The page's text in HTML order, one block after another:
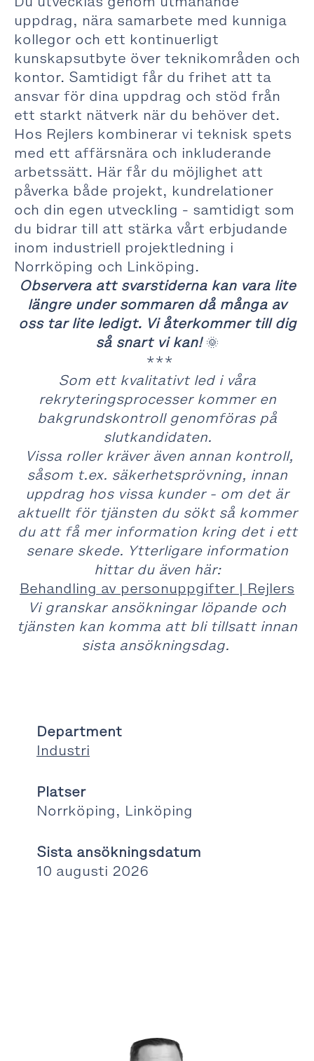
uppdrag, nära samarbete med kunniga
kollegor och ett kontinuerligt
kunskapsutbyte över teknikområden och
kontor. Samtidigt får du frihet att ta
ansvar för dina uppdrag och stöd från
ett starkt nätverk när du behöver det.
Hos Rejlers kombinerar vi teknisk spets
med ett affärsnära och inkluderande
arbetssätt. Här får du möjlighet att
påverka både projekt, kundrelationer
och din egen utveckling - samtidigt som
du bidrar till att stärka vårt erbjudande
inom industriell projektledning i
Norrköping och Linköping.
Observera att svarstiderna kan vara lite
längre under sommaren då många av
oss tar lite ledigt. Vi återkommer till dig
så snart vi kan! 🌞
***
Som ett kvalitativt led i våra
rekryteringsprocesser kommer en
bakgrundskontroll genomföras på
slutkandidaten.
Vissa roller kräver även annan kontroll,
såsom t.ex. säkerhetsprövning, innan
uppdrag hos vissa kunder - om det är
aktuellt för tjänsten du sökt så kommer
du att få mer information kring det i ett
senare skede. Ytterligare information
hittar du även här:
Behandling av personuppgifter | Rejlers
Vi granskar ansökningar löpande och
tjänsten kan komma att bli tillsatt innan
sista ansökningsdag.
Department
Industri
Platser
Norrköping, Linköping
Sista ansökningsdatum
10 augusti 2026